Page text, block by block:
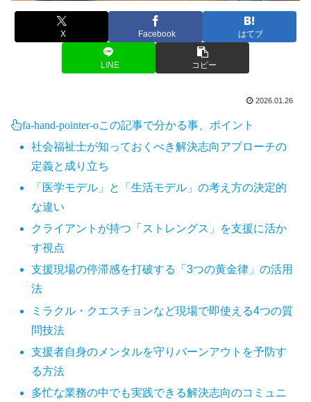
X Facebook はてブ
LINE コピー
2026.01.26
fa-hand-pointer-oこの記事で分かる事、ポイント
社会福祉士が知っておくべき解決志向アプローチの
定義と成り立ち
「医学モデル」と「生活モデル」の考え方の決定的
な違い
クライアントが持つ「ストレングス」を支援に活か
す視点
支援現場の停滞感を打破する「3つの黄金律」の活用
法
ミラクル・クエスチョンなど現場で即使える4つの質
問技法
支援者自身のメンタルを守りバーンアウトを予防す
る方法
多忙な業務の中でも実践できる解決志向のコミュニ